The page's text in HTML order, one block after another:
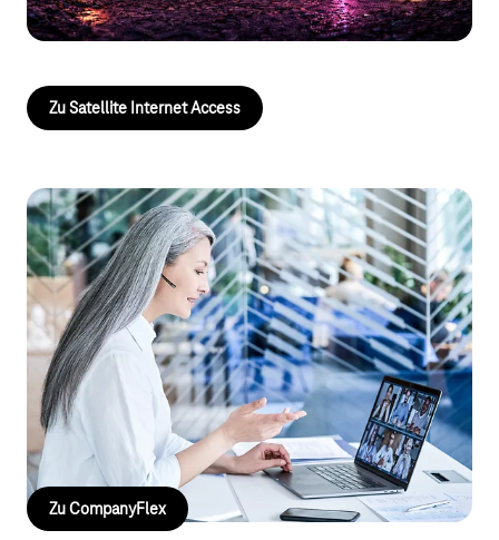
Internetverbindungen, z.B. auf Baustellen, eingesetzt werden.
Zu Satellite Internet Access
Flexibles Arbeiten, nahtlose
Kommunikation mit CompanyFlex
Stationäre Telefonanlage vor Ort oder flexible Telefonanlage
aus der Cloud: die inkludierte CloudPBX ist schnell
eingerichtet, skalierbar und lässt eine intelligente Steuerung
der Telefonie zu. Einzel- und Durchwahlrufnummern, Flatrates,
feste IP-Adresse und noch viele weitere Features runden das
Angebot ab.
Zu CompanyFlex